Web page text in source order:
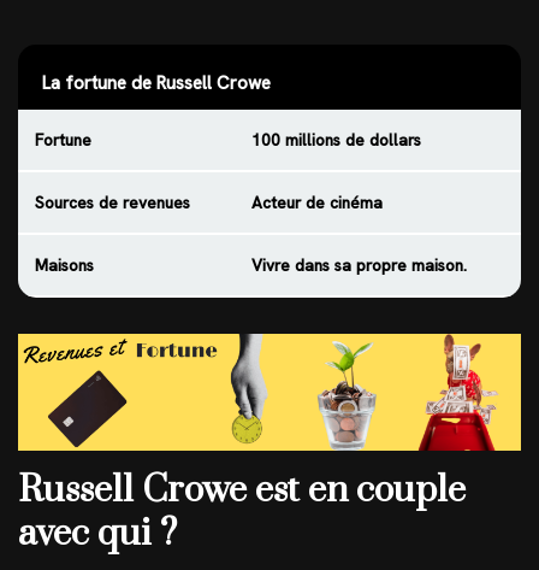
La fortune de Russell Crowe
Fortune 100 millions de dollars
Sources de revenues Acteur de cinéma
Maisons Vivre dans sa propre maison.
Russell Crowe est en couple
avec qui ?